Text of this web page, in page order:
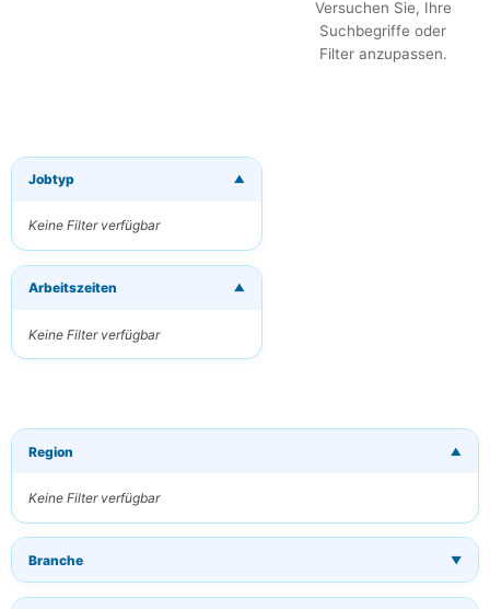
Versuchen Sie, Ihre
Suchbegriffe oder
Filter anzupassen.
Jobtyp ▼
Keine Filter verfügbar
Arbeitszeiten ▼
Keine Filter verfügbar
Region ▼
Keine Filter verfügbar
Branche ▼